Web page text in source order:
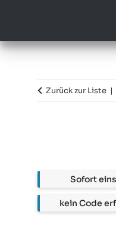
Zurück zur Liste